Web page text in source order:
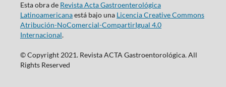
Esta obra de Revista Acta Gastroenterológica
Latinoamericanaestá bajo una Licencia Creative Commons
Atribución-NoComercial-CompartirIgual 4.0
Internacional.
© Copyright 2021. Revista ACTA Gastroentorológica. All
Rights Reserved